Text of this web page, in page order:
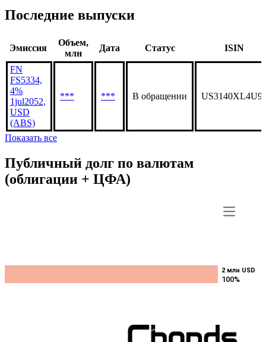
Последние выпуски
Эмиссия
Объем,
млн
Дата Статус ISIN
FN
FS5334,
4%
1jul2052,
USD
(ABS)
*** *** В обращении
Показать все
Публичный долг по валютам
(облигации + ЦФА)
2 млн USD
100%
2 млн USD
100%